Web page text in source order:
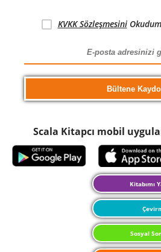
KVKK Sözleşmesini
Scala Kitapcı mobil
Kitabımı
Sosyal